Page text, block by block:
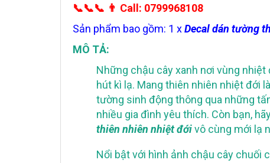
📞📞📞 👨 Call: 0799968108
Sản phẩm bao gồm: 1 xDecal dán tường
MÔ TẢ:
Những chậu cây xanh nơi vùng
hút kì lạ. Mang thiên nhiên nhiệt đới
tường sinh động thông qua những
nhiều gia đình yêu thích. Còn bạn,
thiên nhiên nhiệt đớivô cùng mới lạ
Nổi bật với hình ảnh chậu cây chuối